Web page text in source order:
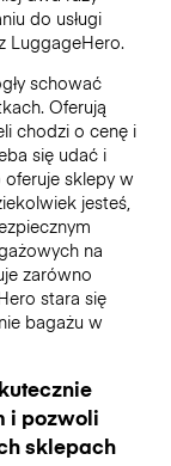
do usługi
LuggageHero.
schować
Oferują
chodzi o cenę i
się udać i
sklepy w
jesteś,
na
zarówno
stara się
bagażu w
i pozwoli
sklepach